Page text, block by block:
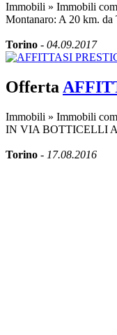
Immobili » Immobili
Montanaro: A 20 km. da
Torino - 04.09.2017
Offerta
Immobili » Immobili
IN VIA BOTTICELLI
Torino - 17.08.2016